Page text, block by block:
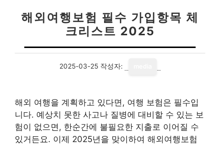
해외여행보험 필수 가입항목 체
크리스트 2025
2025-03-25 작성자:
해외 여행을 계획하고 있다면, 여행 보험은 필수입
니다. 예상치 못한 사고나 질병에 대비할 수 있는 보
험이 없으면, 한순간에 불필요한 지출로 이어질 수
있거든요. 이제 2025년을 맞이하여 해외여행보험